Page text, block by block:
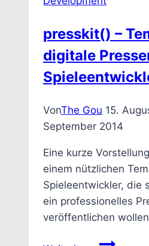
Indie-
presskit() –
digitale
VonThe Gou 15.
September 2014
Eine kurze
einem nützlichen
Spieleentwickler, die
ein professionelles
veröffentlichen
presskit()